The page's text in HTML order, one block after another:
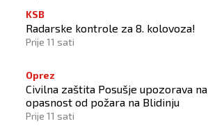
KSB
Radarske kontrole za 8. kolovoza!
Prije 11 sati
Oprez
Civilna zaštita Posušje upozorava na
opasnost od požara na Blidinju
Prije 11 sati